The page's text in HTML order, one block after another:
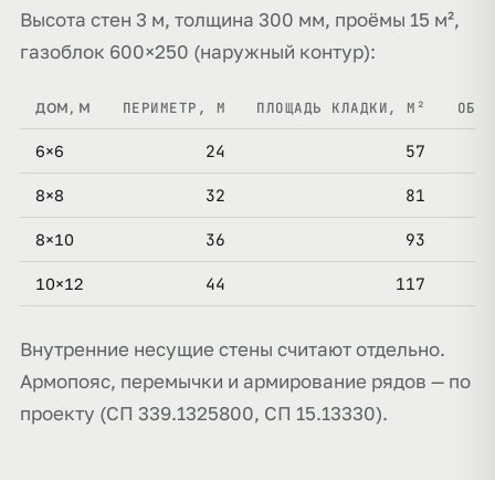
Высота стен 3 м, толщина 300 мм, проёмы 15 м²,
газоблок 600×250 (наружный контур):
ДОМ, М ПЕРИМЕТР, М ПЛОЩАДЬ КЛАДКИ, М²
6×6 24 57
8×8 32 81
8×10 36 93
10×12 44 117
Внутренние несущие стены считают отдельно.
Армопояс, перемычки и армирование рядов — по
проекту (СП 339.1325800, СП 15.13330).